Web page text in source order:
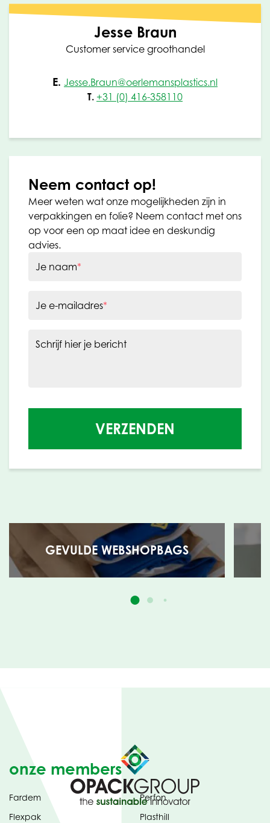
Jesse Braun
Customer service groothandel
E. Jesse.Braun@oerlemansplastics.nl
T. +31 (0) 416-358110
Neem contact op!
Meer weten wat onze mogelijkheden zijn in
verpakkingen en folie? Neem contact met ons
op voor een op maat idee en deskundig
advies.
Je naam*
Je e-mailadres*
Schrijf hier je bericht
VERZENDEN
GEVULDE WEBSHOPBAGS
onze members
Fardem
Flexpak
Perfon
Plasthill